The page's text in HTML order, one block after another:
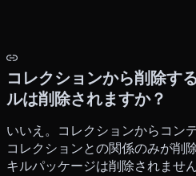
コレクションから削除す
ルは削除されますか？
いいえ。コレクションからコン
コレクションとの関係のみが削
キルパッケージは削除されません